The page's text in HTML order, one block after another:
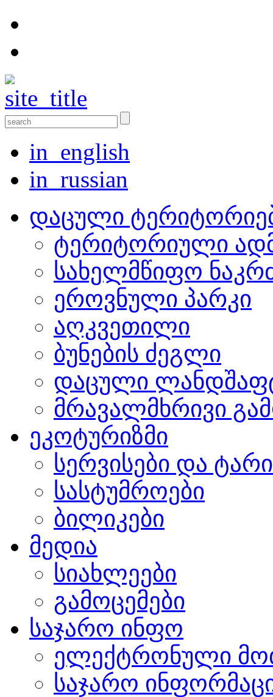
in_english
in_russian
დაცული
ტერიტორიული
სახელმწიფო
ეროვნული პარკი
აღკვეთილი
ბუნების ძეგლი
დაცული
მრავალმხრივი
ეკოტურიზმი
სერვისები და
სასტუმროები
ბილიკები
მედია
სიახლეები
გამოცემები
საჯარო ინფო
ელექტრონული
საჯარო